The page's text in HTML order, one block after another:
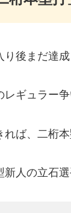
後まだ達
ギュラー
ば、二桁
人の立石